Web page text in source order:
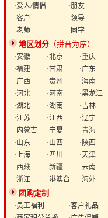
·爱人/情侣
·朋友
·客户
·领导
·老师
·同学
地区划分 （拼音为序）
·安徽 ·北京
·重庆
·福建
·甘肃
·广东
·广西
·贵州
·海南
·河北
·河南
·黑龙江
·湖北
·湖南
·吉林
·江苏
·江西
·辽宁
·内蒙古
·宁夏
·青海
·山东
·山西
·陕西
·上海
·四川
·天津
·西藏
·新疆
·云南
·浙江
·港澳台 ·海外
团购定制
·员工福利
·客户礼品